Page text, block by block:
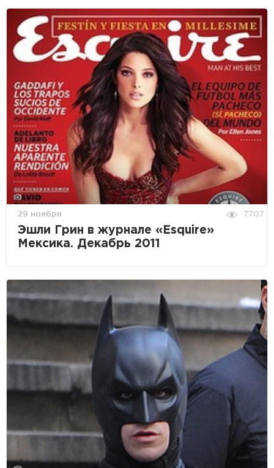
29 ноября 7707
Эшли Грин в журнале «Esquire»
Мексика. Декабрь 2011